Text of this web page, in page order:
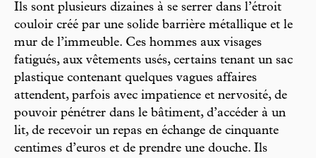
Ils sont plusieurs dizaines à se serrer dans l’étroit
couloir créé par une solide barrière métallique et le
mur de l’immeuble. Ces hommes aux visages
fatigués, aux vêtements usés, certains tenant un sac
plastique contenant quelques vagues affaires
attendent, parfois avec impatience et nervosité, de
pouvoir pénétrer dans le bâtiment, d’accéder à un
lit, de recevoir un repas en échange de cinquante
centimes d’euros et de prendre une douche. Ils